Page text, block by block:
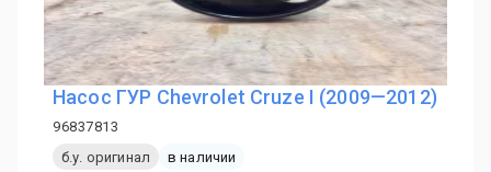
Насос ГУР Chevrolet Cruze I (2009—2012)
96837813
б.у. оригинал
в наличии